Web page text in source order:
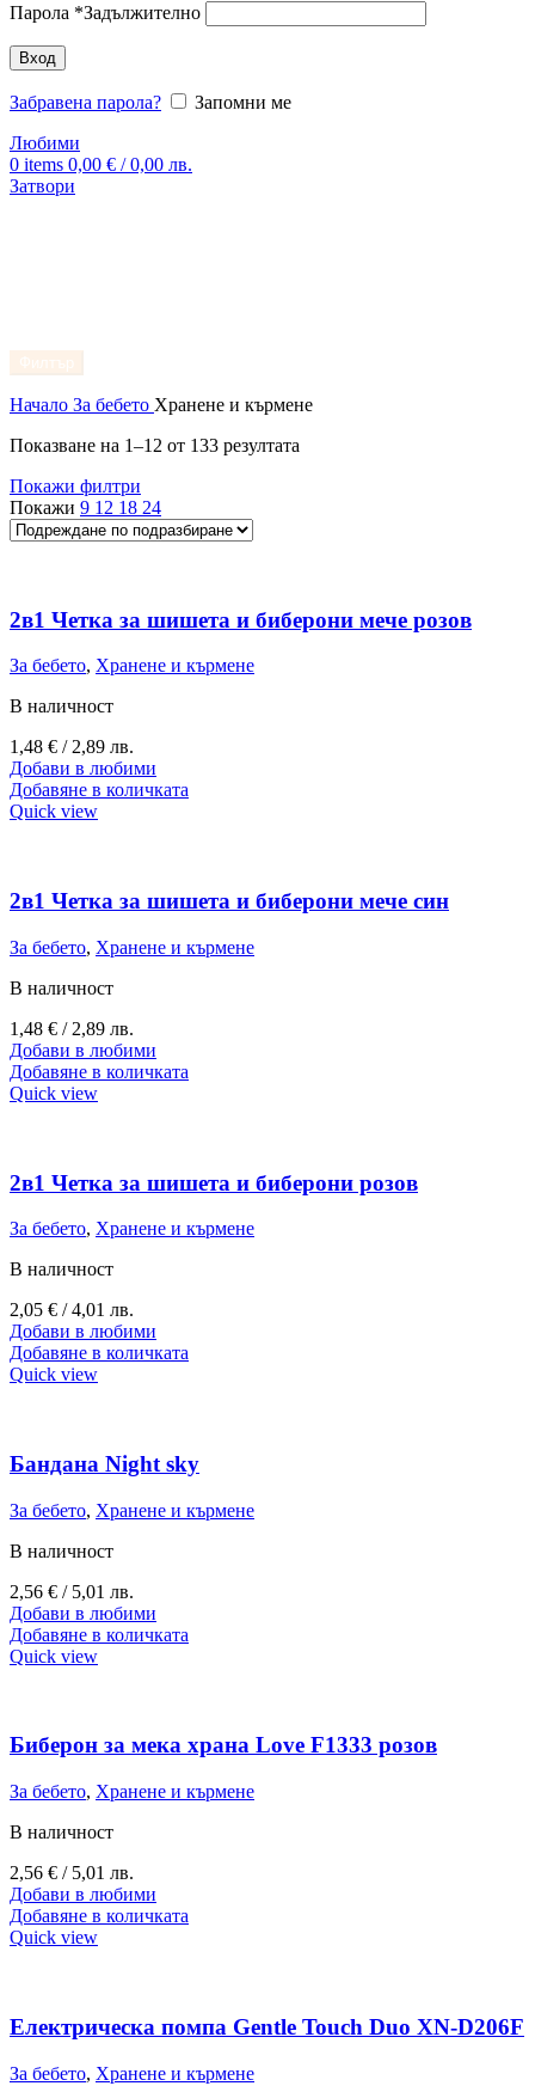
Парола *Задължително
Вход
Забравена парола?
Запомни ме
Любими
0 items 0,00 € / 0,00 лв.
Затвори
Начало За бебето Хранене и кърмене
Показване на 1–12 от 133 резултата
Покажи филтри
Покажи 9 12 18 24
2в1 Четка за шишета и биберони мече розов
За бебето, Хранене и кърмене
В наличност
1,48 € / 2,89 лв.
Добави в любими
Добавяне в количката
Quick view
2в1 Четка за шишета и биберони мече син
За бебето, Хранене и кърмене
В наличност
1,48 € / 2,89 лв.
Добави в любими
Добавяне в количката
Quick view
2в1 Четка за шишета и биберони розов
За бебето, Хранене и кърмене
В наличност
2,05 € / 4,01 лв.
Добави в любими
Добавяне в количката
Quick view
Бандана Night sky
За бебето, Хранене и кърмене
В наличност
2,56 € / 5,01 лв.
Добави в любими
Добавяне в количката
Quick view
Биберон за мека храна Love F1333 розов
За бебето, Хранене и кърмене
В наличност
2,56 € / 5,01 лв.
Добави в любими
Добавяне в количката
Quick view
Електрическа помпа Gentle Touch Duo XN-D206F
За бебето, Хранене и кърмене